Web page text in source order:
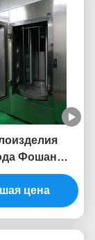
Фошан
машина
штуцера ПВД
стеклянная
цена